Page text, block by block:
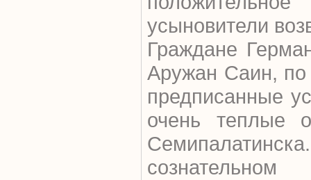
усыновители
Граждане
Аружан Саин,
предписанные
очень теплые